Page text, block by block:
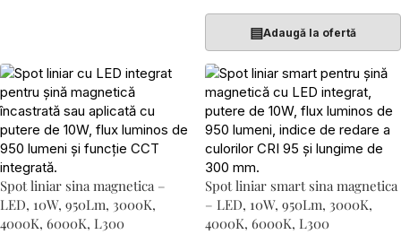
▤Adaugă la ofertă
Spot liniar sina magnetica –
LED, 10W, 950Lm, 3000K,
4000K, 6000K, L300
Spot liniar smart sina magnetica
– LED, 10W, 950Lm, 3000K,
4000K, 6000K, L300